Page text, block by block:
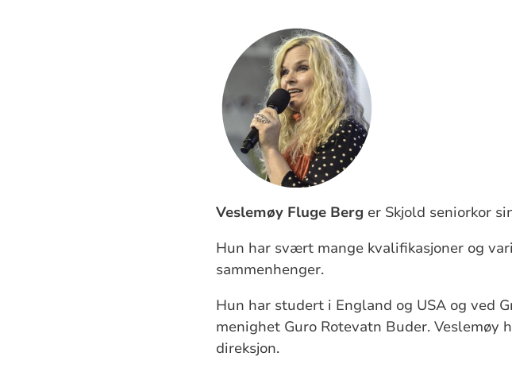
Veslemøy Fluge Berg er Skjold seniorkor
Hun har svært mange kvalifikasjoner og
sammenhenger.
Hun har studert i England og USA og ved
menighet Guro Rotevatn Buder. Veslemøy
direksjon.